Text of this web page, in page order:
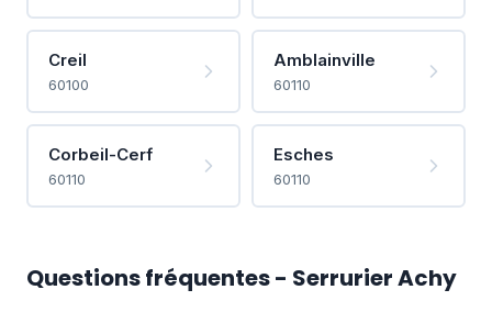
Creil
60100
Amblainville
60110
Corbeil-Cerf
60110
Esches
60110
Questions fréquentes - Serrurier Achy